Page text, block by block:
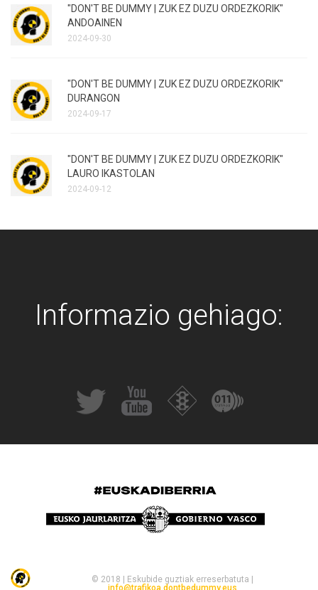
"DON'T BE DUMMY | ZUK EZ DUZU ORDEZKORIK"
ANDOAINEN
2024-09-30
"DON'T BE DUMMY | ZUK EZ DUZU ORDEZKORIK"
DURANGON
2024-09-17
"DON'T BE DUMMY | ZUK EZ DUZU ORDEZKORIK"
LAURO IKASTOLAN
2024-09-12
Informazio gehiago:
© 2018 | Eskubide guztiak erreserbatuta |
info@trafikoa.dontbedummy.eus